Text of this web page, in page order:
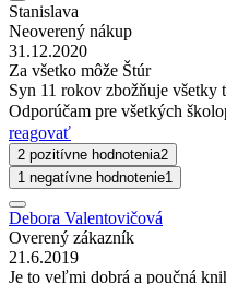
Stanislava
Neoverený nákup
31.12.2020
Za všetko môže Štúr
Syn 11 rokov zbožňuje
Odporúčam pre všetkých
reagovať
2 pozitívne hodnotenia2
1 negatívne hodnotenie1
Debora Valentovičová
Overený zákazník
21.6.2019
Je to veľmi dobrá a poučná